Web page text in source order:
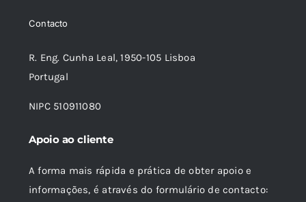
Contacto
R. Eng. Cunha Leal, 1950-105 Lisboa
Portugal
NIPC 510911080
Apoio ao cliente
A forma mais rápida e prática de obter apoio e
informações, é através do formulário de contacto: